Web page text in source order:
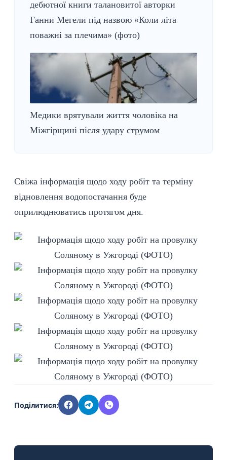
дебютної книги талановитої авторки
Ганни Мегели під назвою «Коли літа
поважні за плечима» (фото)
Медики врятували життя чоловіка на
Міжгірщині після удару струмом
Свіжа інформація щодо ходу робіт та терміну
відновлення водопостачання буде
оприлюднюватись протягом дня.
Поділитися: